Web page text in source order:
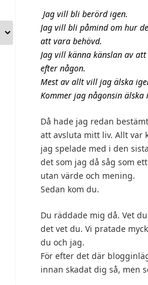
Jag vill bli berörd igen.
Jag vill bli påmind om hur
att vara behövd.
Jag vill känna känslan av
efter någon.
Mest av allt vill jag älska
Kommer jag någonsin älska
Då hade jag redan
att avsluta mitt liv. Allt var
jag spelade med i den
det som jag då såg som
utan värde och mening.
Sedan kom du.
Du räddade mig då. Vet du
det vet du. Vi pratade
du och jag.
För efter det där
innan skadat dig så, men